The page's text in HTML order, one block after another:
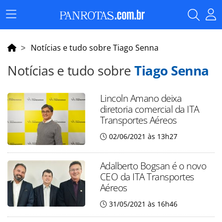
Menu
Principal
Notícias e tudo sobre Tiago Senna
Notícias e tudo sobreTiago Senna
Lincoln Amano deixa
diretoria comercial da ITA
Transportes Aéreos
02/06/2021 às 13h27
Adalberto Bogsan é o novo
CEO da ITA Transportes
Aéreos
31/05/2021 às 16h46